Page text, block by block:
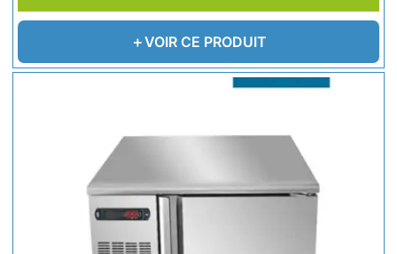
VOIR CE PRODUIT